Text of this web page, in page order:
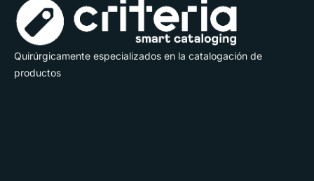
Quirúrgicamente especializados en la catalogación de
productos